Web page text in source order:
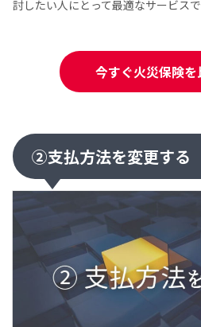
討したい人にとって最適なサービスで
今すぐ火災保険
②支払方法を変更する